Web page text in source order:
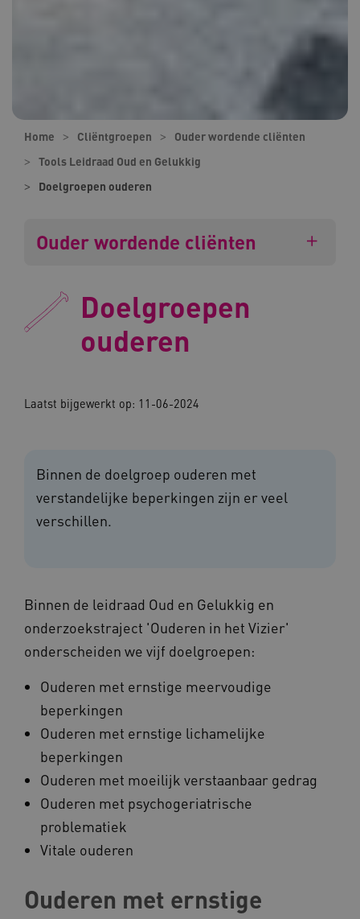
Home Cliëntgroepen
Ouder wordende cliënten
Tools Leidraad Oud en Gelukkig
Doelgroepen ouderen
Ouder wordende cliënten
Doelgroepen
ouderen
Laatst bijgewerkt op: 11-06-2024
Binnen de doelgroep ouderen met
verstandelijke beperkingen zijn er veel
verschillen.
Binnen de leidraad Oud en Gelukkig en
onderzoekstraject 'Ouderen in het Vizier'
onderscheiden we vijf doelgroepen:
Ouderen met ernstige meervoudige
beperkingen
Ouderen met ernstige lichamelijke
beperkingen
Ouderen met moeilijk verstaanbaar gedrag
Ouderen met psychogeriatrische
problematiek
Vitale ouderen
Ouderen met ernstige